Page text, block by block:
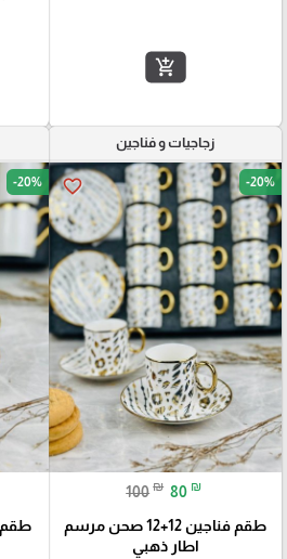
add_shopping_cart
زجاجيات و فناجين
favorite_border -20%
100 ₪ 80 ₪
طقم فناجين 12+12 صحن مرسم
اطار ذهبي
-20%